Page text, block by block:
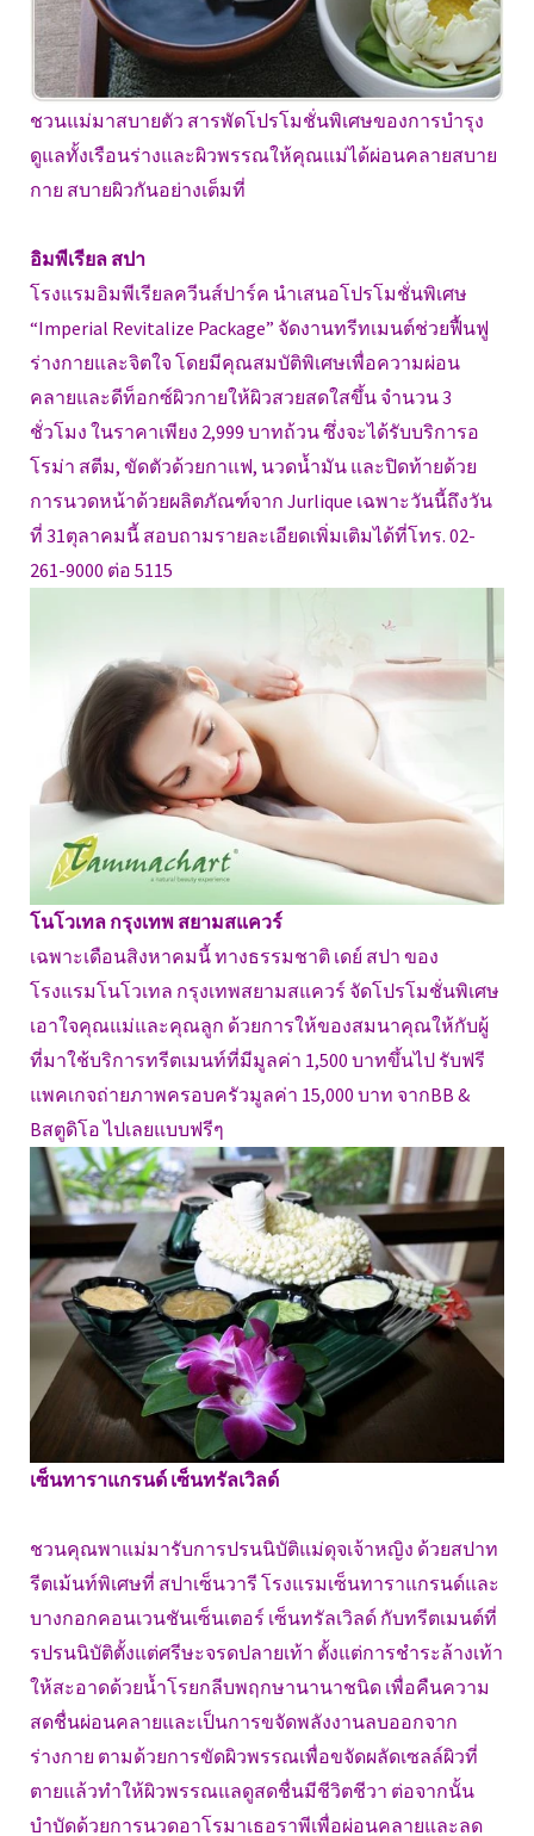
ชวนแม่มาสบายตัว สารพัดโปรโมชั่นพิเศษของการบำรุง
ดูแลทั้งเรือนร่างและผิวพรรณให้คุณแม่ได้ผ่อนคลายสบาย
กาย สบายผิวกันอย่างเต็มที่
อิมพีเรียล สปา
โรงแรมอิมพีเรียลควีนส์ปาร์ค นำเสนอโปรโมชั่นพิเศษ
“Imperial Revitalize Package” จัดงานทรีทเมนต์ช่วยฟื้นฟู
ร่างกายและจิตใจ โดยมีคุณสมบัติพิเศษเพื่อความผ่อน
คลายและดีท็อกซ์ผิวกายให้ผิวสวยสดใสขึ้น จำนวน 3
ชั่วโมง ในราคาเพียง 2,999 บาทถ้วน ซึ่งจะได้รับบริการอ
โรม่า สตีม, ขัดตัวด้วยกาแฟ, นวดน้ำมัน และปิดท้ายด้วย
การนวดหน้าด้วยผลิตภัณฑ์จาก Jurlique เฉพาะวันนี้ถึงวัน
ที่ 31ตุลาคมนี้ สอบถามรายละเอียดเพิ่มเติมได้ที่โทร. 02-
261-9000 ต่อ 5115
โนโวเทล กรุงเทพ สยามสแควร์
เฉพาะเดือนสิงหาคมนี้ ทางธรรมชาติ เดย์ สปา ของ
โรงแรมโนโวเทล กรุงเทพสยามสแควร์ จัดโปรโมชั่นพิเศษ
เอาใจคุณแม่และคุณลูก ด้วยการให้ของสมนาคุณให้กับผู้
ที่มาใช้บริการทรีตเมนท์ที่มีมูลค่า 1,500 บาทขึ้นไป รับฟรี
แพคเกจถ่ายภาพครอบครัวมูลค่า 15,000 บาท จากBB &
Bสตูดิโอ ไปเลยแบบฟรีๆ
เซ็นทาราแกรนด์ เซ็นทรัลเวิลด์
ชวนคุณพาแม่มารับการปรนนิบัติแม่ดุจเจ้าหญิง ด้วยสปาท
รีตเม้นท์พิเศษที่ สปาเซ็นวารี โรงแรมเซ็นทาราแกรนด์และ
บางกอกคอนเวนชันเซ็นเตอร์ เซ็นทรัลเวิลด์ กับทรีตเมนต์ที่
รปรนนิบัติตั้งแต่ศรีษะจรดปลายเท้า ตั้งแต่การชำระล้างเท้า
ให้สะอาดด้วยน้ำโรยกลีบพฤกษานานาชนิด เพื่อคืนความ
สดชื่นผ่อนคลายและเป็นการขจัดพลังงานลบออกจาก
ร่างกาย ตามด้วยการขัดผิวพรรณเพื่อขจัดผลัดเซลล์ผิวที่
ตายแล้วทำให้ผิวพรรณแลดูสดชื่นมีชีวิตชีวา ต่อจากนั้น
บำบัดด้วยการนวดอาโรมาเธอราพีเพื่อผ่อนคลายและลด